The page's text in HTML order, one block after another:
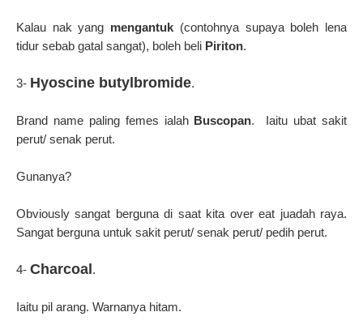
Kalau nak yang mengantuk (contohnya supaya boleh lena
tidur sebab gatal sangat), boleh beli Piriton.
3- Hyoscine butylbromide.
Brand name paling femes ialah Buscopan.
Iaitu ubat sakit
perut/ senak perut.
Gunanya?
Obviously sangat berguna di saat kita over eat juadah raya.
Sangat berguna untuk sakit perut/ senak perut/ pedih perut.
4- Charcoal .
Iaitu pil arang. Warnanya hitam.